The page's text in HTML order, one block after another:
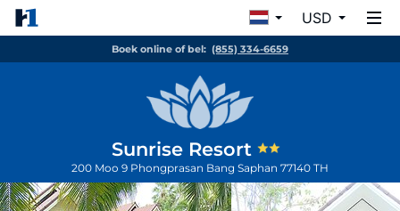
USD
Boek online of bel: (855) 334-6659
Sunrise Resort
200 Moo 9 Phongprasan Bang Saphan 77140 TH